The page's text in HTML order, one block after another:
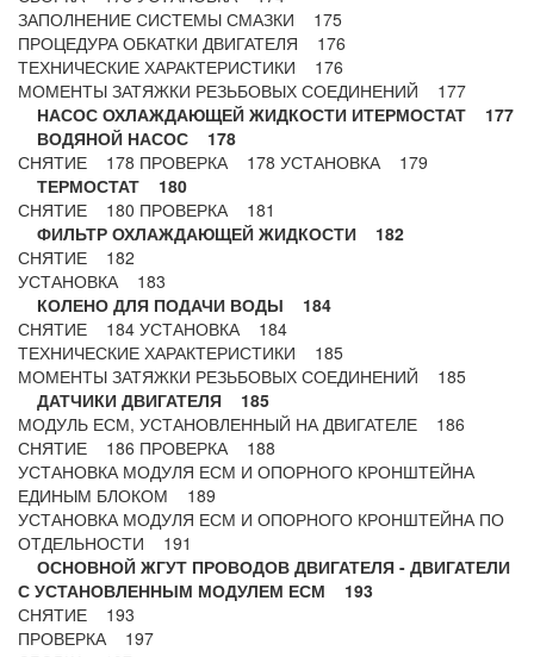
ЗАПОЛНЕНИЕ СИСТЕМЫ СМАЗКИ 175
ПРОЦЕДУРА ОБКАТКИ ДВИГАТЕЛЯ 176
ТЕХНИЧЕСКИЕ ХАРАКТЕРИСТИКИ 176
МОМЕНТЫ ЗАТЯЖКИ РЕЗЬБОВЫХ СОЕДИНЕНИЙ 177
НАСОС ОХЛАЖДАЮЩЕЙ ЖИДКОСТИ ИТЕРМОСТАТ 177
ВОДЯНОЙ НАСОС 178
СНЯТИЕ 178 ПРОВЕРКА 178 УСТАНОВКА 179
ТЕРМОСТАТ 180
СНЯТИЕ 180 ПРОВЕРКА 181
ФИЛЬТР ОХЛАЖДАЮЩЕЙ ЖИДКОСТИ 182
СНЯТИЕ 182
УСТАНОВКА 183
КОЛЕНО ДЛЯ ПОДАЧИ ВОДЫ 184
СНЯТИЕ 184 УСТАНОВКА 184
ТЕХНИЧЕСКИЕ ХАРАКТЕРИСТИКИ 185
МОМЕНТЫ ЗАТЯЖКИ РЕЗЬБОВЫХ СОЕДИНЕНИЙ 185
ДАТЧИКИ ДВИГАТЕЛЯ 185
МОДУЛЬ ЕСМ, УСТАНОВЛЕННЫЙ НА ДВИГАТЕЛЕ 186
СНЯТИЕ 186 ПРОВЕРКА 188
УСТАНОВКА МОДУЛЯ ЕСМ И ОПОРНОГО КРОНШТЕЙНА
ЕДИНЫМ БЛОКОМ 189
УСТАНОВКА МОДУЛЯ ЕСМ И ОПОРНОГО КРОНШТЕЙНА ПО
ОТДЕЛЬНОСТИ 191
ОСНОВНОЙ ЖГУТ ПРОВОДОВ ДВИГАТЕЛЯ - ДВИГАТЕЛИ
С УСТАНОВЛЕННЫМ МОДУЛЕМ ЕСМ 193
СНЯТИЕ 193
ПРОВЕРКА 197